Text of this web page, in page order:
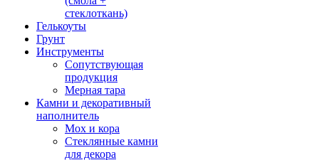
стеклоткань)
Гелькоуты
Грунт
Инструменты
Сопутствующая
продукция
Мерная тара
Камни и декоративный
наполнитель
Мох и кора
Стеклянные камни
для декора